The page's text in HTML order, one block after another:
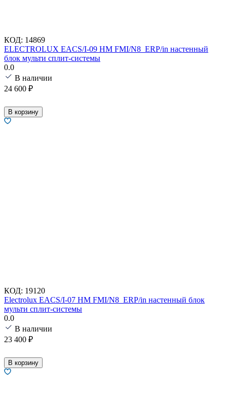
КОД: 14869
ELECTROLUX EACS/I-09 HM FMI/N8_ERP/in настенный
блок мульти сплит-системы
0.0
В наличии
24 600 ₽
В корзину
КОД: 19120
Electrolux EACS/I-07 HM FMI/N8_ERP/in настенный блок
мульти сплит-системы
0.0
В наличии
23 400 ₽
В корзину